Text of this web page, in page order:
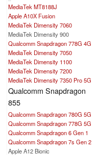
MediaTek MT8188J
Apple A10X Fusion
MediaTek Dimensity 7060
MediaTek Dimensity 900
Qualcomm Snapdragon 778G 4G
MediaTek Dimensity 7050
MediaTek Dimensity 1100
MediaTek Dimensity 7200
MediaTek Dimensity 7350 Pro 5G
Qualcomm Snapdragon
855
Qualcomm Snapdragon 780G 5G
Qualcomm Snapdragon 778G 5G
Qualcomm Snapdragon 6 Gen 1
Qualcomm Snapdragon 7s Gen 2
Apple A12 Bionic